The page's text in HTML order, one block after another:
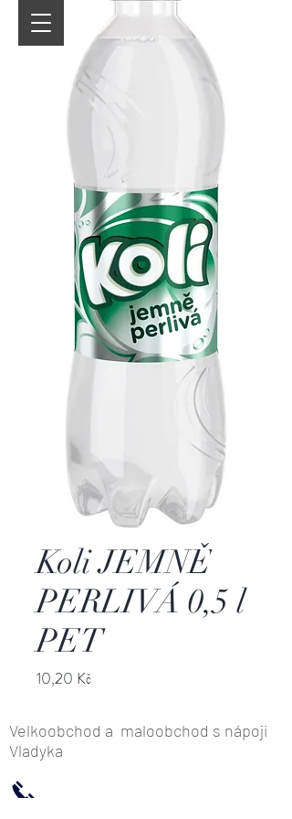
Koli JEMNĚ
PERLIVÁ 0,5 l
PET
10,20 KčCena
Velkoobchod a maloobchod s nápoji
Vladyka